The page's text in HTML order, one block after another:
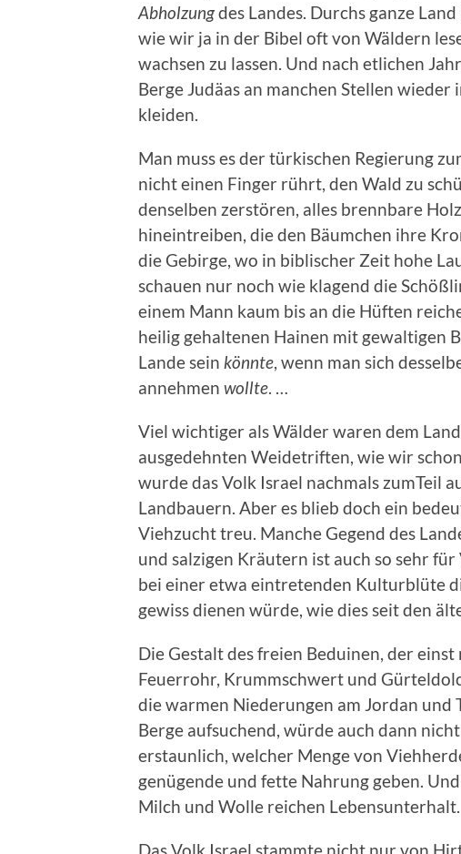
Abholzungdes Landes. Durchs ganze
wie wir ja in der Bibel oft von Wäldern
wachsen zu lassen. Und nach etlichen
Berge Judäas an manchen Stellen
kleiden.
Man muss es der türkischen Regierung
nicht einen Finger rührt, den Wald zu
denselben zerstören, alles brennbare
hineintreiben, die den Bäumchen ihre
die Gebirge, wo in biblischer Zeit hohe
schauen nur noch wie klagend die
einem Mann kaum bis an die Hüften
heilig gehaltenen Hainen mit gewaltigen
Lande sein könnte , wenn man sich
annehmen wollte
Viel wichtiger als Wälder waren dem
ausgedehnten Weidetriften, wie wir
wurde das Volk Israel nachmals zumTeil
Landbauern. Aber es blieb doch ein
Viehzucht treu. Manche Gegend des
und salzigen Kräutern ist auch so sehr
bei einer etwa eintretenden Kulturblüte
gewiss dienen würde, wie dies seit den
Die Gestalt des freien Beduinen, der
Feuerrohr, Krummschwert und
die warmen Niederungen am Jordan und
Berge aufsuchend, würde auch dann
erstaunlich, welcher Menge von
genügende und fette Nahrung geben.
Milch und Wolle reichen Lebensunterhalt.
Das Volk Israel stammte nicht nur von